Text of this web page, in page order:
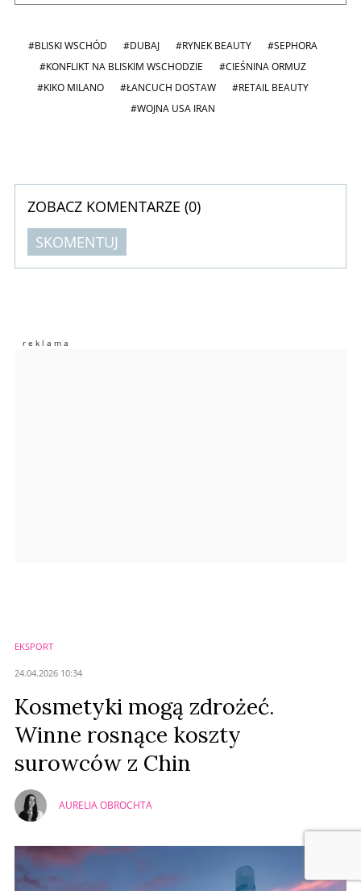
#BLISKI WSCHÓD #DUBAJ #RYNEK BEAUTY
#SEPHORA
#KONFLIKT NA BLISKIM WSCHODZIE
#CIEŚNINA ORMUZ
#KIKO MILANO
#ŁANCUCH DOSTAW
#RETAIL BEAUTY
#WOJNA USA IRAN
ZOBACZ KOMENTARZE (0)
SKOMENTUJ
Imię (Wymagane)
EKSPORT
24.04.2026 10:34
Kosmetyki mogą zdrożeć.
Winne rosnące koszty
surowców z Chin
AURELIA OBROCHTA